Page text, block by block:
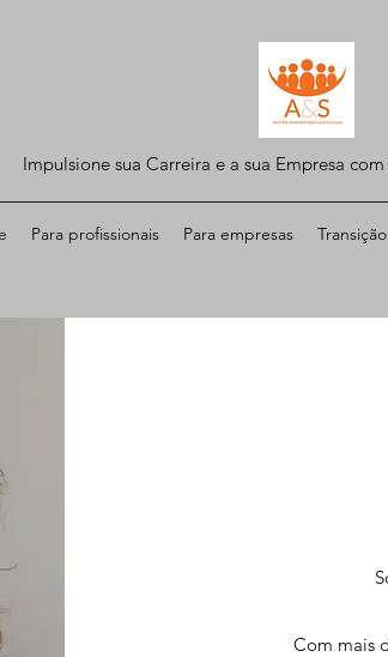
Impulsione sua Carreira e a sua Empresa
Para profissionais Para empresas
Com mais